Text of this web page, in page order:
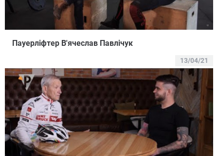
Пауерліфтер В'ячеслав Павлічук
13/04/21